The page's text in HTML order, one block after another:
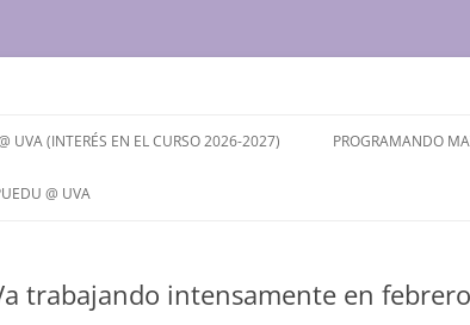
UVA (INTERÉS EN EL CURSO 2026-2027)
ES EL CJP @ UVA?
PROGRAMANDO
@ UVA
trabajando intensamente en